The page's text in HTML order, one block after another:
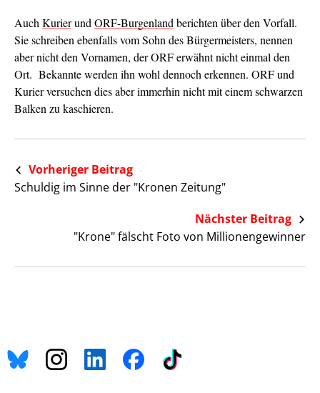
Auch Kurierund ORF-Burgenland berichten über den Vorfall.
Sie schreiben ebenfalls vom Sohn des Bürgermeisters, nennen
aber nicht den Vornamen, der ORF erwähnt nicht einmal den
Ort. Bekannte werden ihn wohl dennoch erkennen. ORF und
Kurier versuchen dies aber immerhin nicht mit einem schwarzen
Balken zu kaschieren.
Vorheriger Beitrag
Schuldig im Sinne der "Kronen Zeitung"
Nächster Beitrag
"Krone" fälscht Foto von Millionengewinner